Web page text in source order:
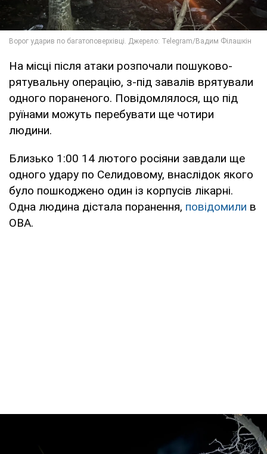
На місці після атаки розпочали пошуково-
рятувальну операцію, з-під завалів врятували
одного пораненого. Повідомлялося, що під
руїнами можуть перебувати ще чотири
людини.
Близько 1:00 14 лютого росіяни завдали ще
одного удару по Селидовому, внаслідок якого
було пошкоджено один із корпусів лікарні.
Одна людина дістала поранення, повідомили в
ОВА.